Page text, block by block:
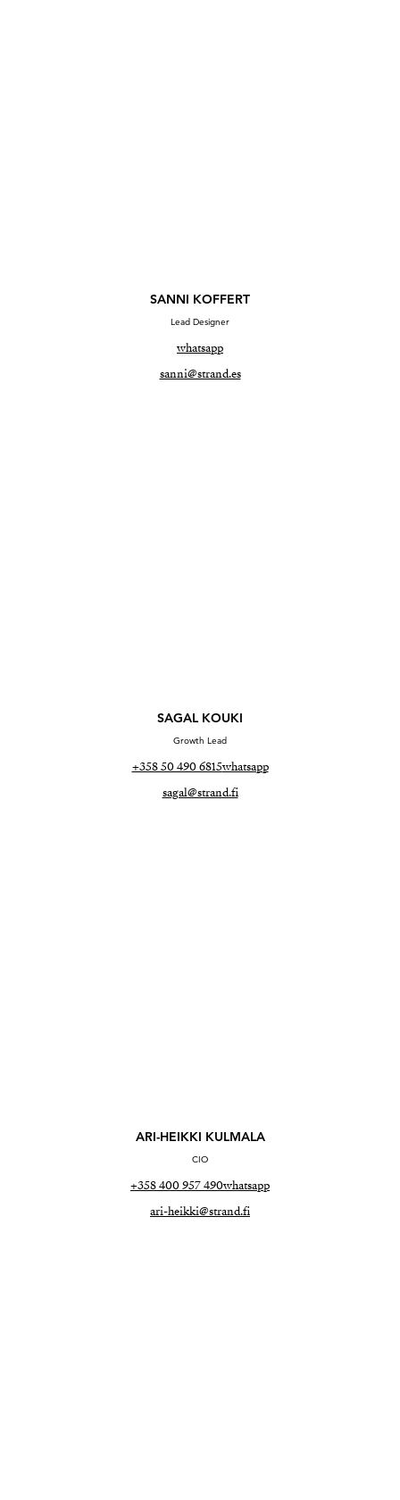
SANNI KOFFERT
Lead Designer
whatsapp
sanni@strand.es
SAGAL KOUKI
Growth Lead
+358 50 490 6815whatsapp
sagal@strand.fi
ARI-HEIKKI KULMALA
CIO
+358 400 957 490whatsapp
ari-heikki@strand.fi